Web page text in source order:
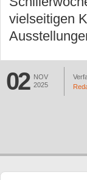
vielseitigen
02
NOV
2025